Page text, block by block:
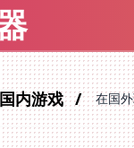
内游戏 在国